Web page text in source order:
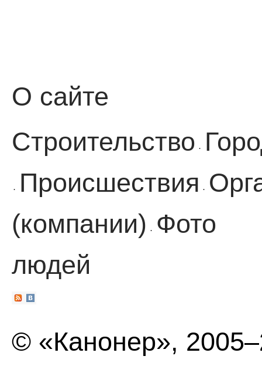
О сайте
Строительство ·
· Происшествия ·
(компании)
·
Фото
людей
© «Канонер»,